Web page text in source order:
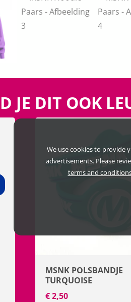
JE DIT OOK
MSNK POLSBANDJE
TURQUOISE
€2,50
We use cookies to provide
advertisements. Please
terms and